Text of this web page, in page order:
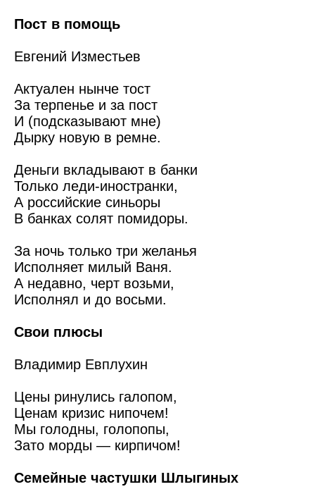
Пост в помощь
Евгений Изместьев
Актуален нынче тост
За терпенье и за пост
И (подсказывают мне)
Дырку новую в ремне.
Деньги вкладывают в банки
Только леди-иностранки,
А российские синьоры
В банках солят помидоры.
За ночь только три желанья
Исполняет милый Ваня.
А недавно, черт возьми,
Исполнял и до восьми.
Свои плюсы
Владимир Евплухин
Цены ринулись галопом,
Ценам кризис нипочем!
Мы голодны, голопопы,
Зато морды — кирпичом!
Семейные частушки Шлыгиных